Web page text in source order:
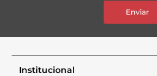
Enviar
Institucional